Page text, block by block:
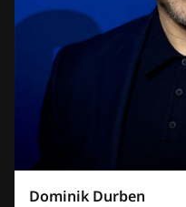
Dominik Durben